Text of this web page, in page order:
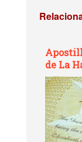
de La